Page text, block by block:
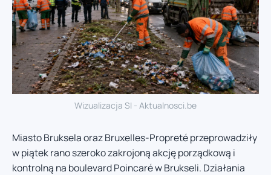
Wizualizacja SI - Aktualnosci.be
Miasto Bruksela oraz Bruxelles-Propreté przeprowadziły
w piątek rano szeroko zakrojoną akcję porządkową i
kontrolną na boulevard Poincaré w Brukseli. Działania